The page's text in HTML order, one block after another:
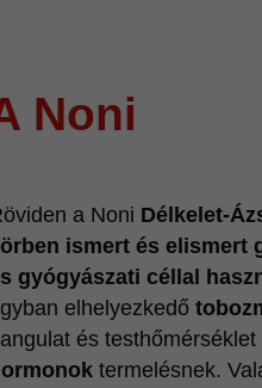
Noni
a Noni Délkelet-
ismert és elismert
gyógyászati céllal
elhelyezkedő
és
termelésnek.